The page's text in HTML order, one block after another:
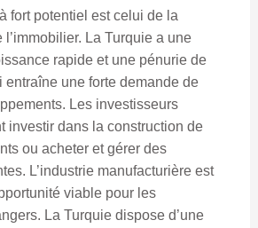
fort potentiel est celui de la
l’immobilier. La Turquie a une
rapide et une pénurie de
entraîne une forte demande de
Les investisseurs
investir dans la construction de
ou acheter et gérer des
L’industrie manufacturière est
viable pour les
La Turquie dispose d’une